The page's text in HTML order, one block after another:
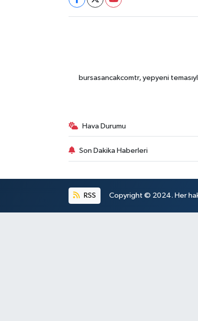
bursasancakcomtr, yepyeni
Hava Durumu
Son Dakika Haberleri
RSS Copyright © 2024. Her